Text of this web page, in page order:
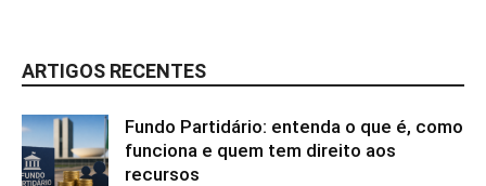
ARTIGOS RECENTES
Fundo Partidário: entenda o que é, como
funciona e quem tem direito aos
recursos